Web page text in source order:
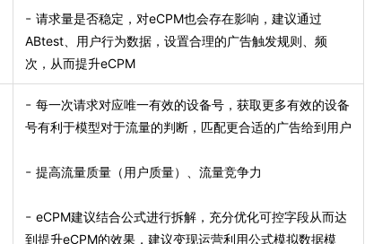
- 请求量是否稳定，对eCPM也会存在影响，建议通过
ABtest、用户行为数据，设置合理的广告触发规则、频
次，从而提升eCPM
- 每一次请求对应唯一有效的设备号，获取更多有效的设备
号有利于模型对于流量的判断，匹配更合适的广告给到用户
- 提高流量质量（用户质量）、流量竞争力
- eCPM建议结合公式进行拆解，充分优化可控字段从而达
到提升eCPM的效果，建议变现运营利用公式模拟数据模